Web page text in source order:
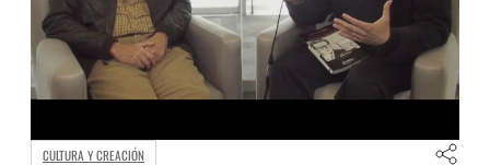
CULTURA Y CREACIÓN